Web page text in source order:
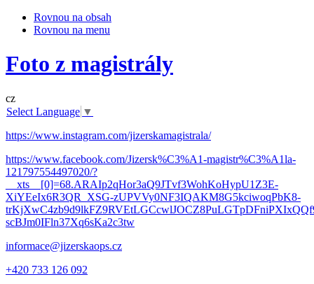
Rovnou na obsah
Rovnou na menu
Foto z magistrály
cz
Select Language ▼
https://www.instagram.com/jizerskamagistrala/
https://www.facebook.com/Jizersk%C3%A1-magistr%C3%A1la-
121797554497020/?
__xts__[0]=68.ARAIp2qHor3aQ9JTvf3WohKoHypU1Z3E-
XiYEeIx6R3QR_XSG-zUPVVy0NF3IQAKM8G5kciwoqPbK8-
scBJm0IFln37Xq6sKa2c3tw
informace@jizerskaops.cz
+420 733 126 092